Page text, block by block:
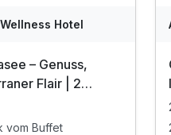
Hotel
– Genuss,
Flair | 2
vom Buffet